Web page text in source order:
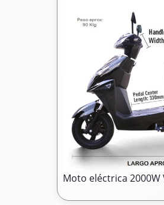
Moto eléctrica 2000W